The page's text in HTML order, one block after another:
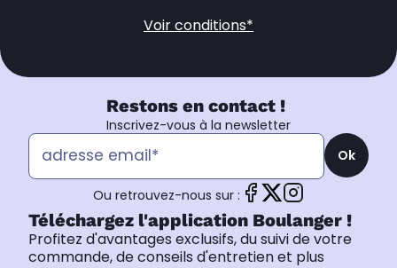
Voir conditions*
Restons en contact !
Inscrivez-vous à la newsletter
Ok
Ou retrouvez-nous sur :
Téléchargez l'application Boulanger !
Profitez d'avantages exclusifs, du suivi de votre
commande, de conseils d'entretien et plus